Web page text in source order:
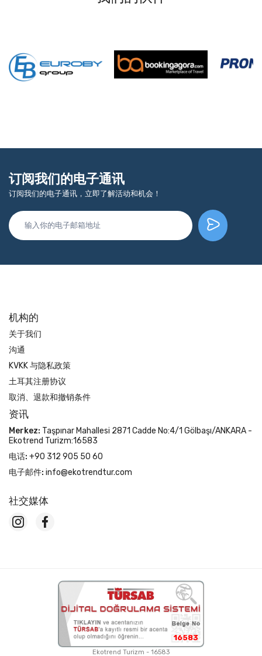
订阅我们的电子通讯
订阅我们的电子通讯，立即了解活动和机会！
机构的
关于我们
沟通
KVKK 与隐私政策
土耳其注册协议
取消、退款和撤销条件
资讯
Merkez: Taşpınar Mahallesi 2871 Cadde No:4/1 Gölbaşı/ANKARA -
Ekotrend Turizm:16583
电话: +90 312 905 50 60
电子邮件: info@ekotrendtur.com
社交媒体
16583
Ekotrend Turizm - 16583